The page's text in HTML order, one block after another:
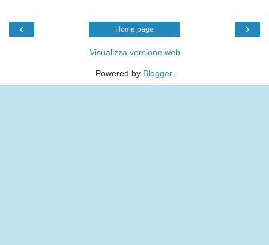
‹ ›
Home page
Visualizza versione web
Powered by Blogger.